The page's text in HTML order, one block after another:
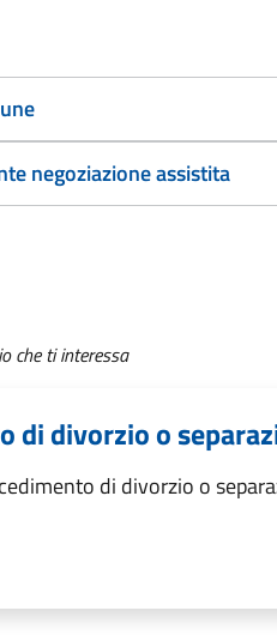
negoziazione assistita
che ti interessa
di divorzio o
di divorzio o